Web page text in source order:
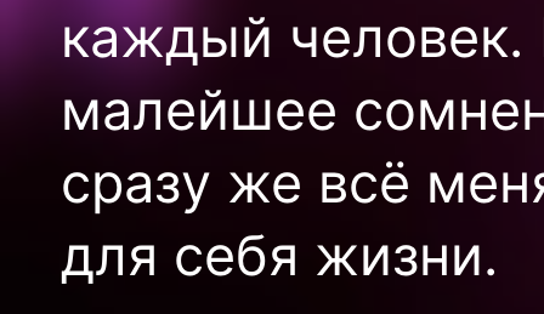
каждый человек.
малейшее
сразу же всё
для себя жизни.